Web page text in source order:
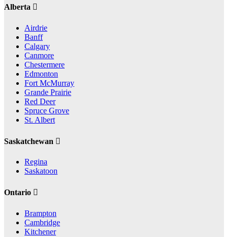
Alberta
Airdrie
Banff
Calgary
Canmore
Chestermere
Edmonton
Fort McMurray
Grande Prairie
Red Deer
Spruce Grove
St. Albert
Saskatchewan
Regina
Saskatoon
Ontario
Brampton
Cambridge
Kitchener